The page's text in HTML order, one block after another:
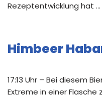
Rezeptentwicklung hat …
Himbeer
17:13 Uhr – Bei diesem
Extreme in einer Flasche